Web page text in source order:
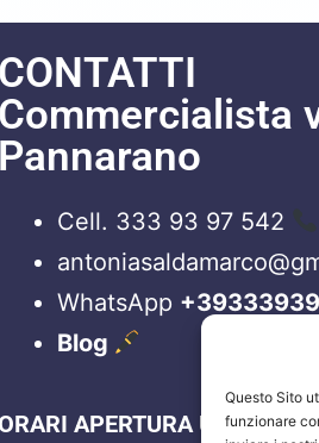
Questo Sito
funzionare
CONTATTI
Commercialista
Pannarano
Cell. 333 93 97 542
WhatsApp
Blog
APERTURA UFFICI